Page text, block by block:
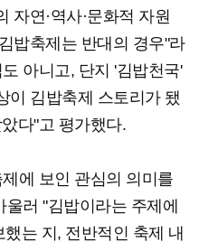
자연·역사·문화적 자원
밥축제는 반대의 경우"라
아니고, 단지 '김밥천국'
이 김밥축제 스토리가 됐
다"고 평가했다.
에 보인 관심의 의미를
러 "김밥이라는 주제에
는 지, 전반적인 축제 내